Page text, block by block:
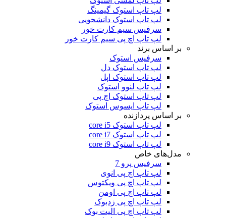
لپ تاپ استوک گیمینگ
لپ تاپ استوک دانشجویی
سرفیس سیم کارت خور
لپ تاپ اچ پی سیم کارت خور
بر اساس برند
سرفیس استوک
لپ تاپ استوک دل
لپ تاپ استوک اپل
لپ تاپ لنوو استوک
لپ تاپ استوک اچ پی
لپ تاپ ایسوس استوک
بر اساس پردازنده
لپ تاپ استوک core i5
لپ تاپ استوک core i7
لپ تاپ استوک core i9
مدل‌های خاص
سرفیس پرو 7
لپ تاپ اچ پی انوی
لپ تاپ اچ پی ویکتوس
لپ تاپ اچ پی اومن
لپ تاپ اچ پی زدبوک
لپ تاپ اچ پی الیت بوک